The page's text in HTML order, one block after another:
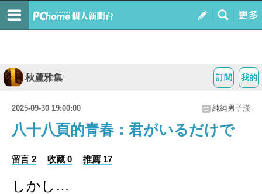
我的
訂閱
秋蘆雅集
2025-09-30 19:00:00 純純男子漢
八十八頁的青春：君がいるだけで
留言 2 收藏 0 推薦 17
しかし…